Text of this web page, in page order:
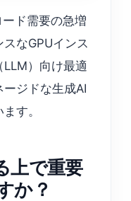
ド需要の急増
なGPUインス
LLM）向け最適
ジドな生成AI
す。
上で重要
か？